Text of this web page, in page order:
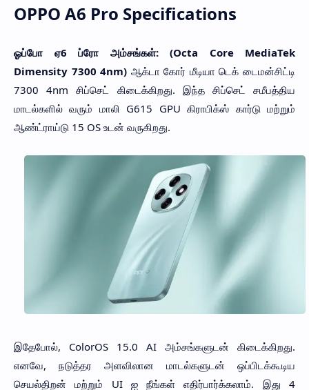
OPPO A6 Pro Specifications
ஓப்போ ஏ6 ப்ரோ அம்சங்கள்: (Octa Core MediaTek
Dimensity 7300 4nm) ஆக்டா கோர் மீடியா டெக் டைமன்சிட்டி
7300 4nm சிப்செட் கிடைக்கிறது. இந்த சிப்செட் சமீபத்திய
மாடல்களில் வரும் மாலி G615 GPU கிராபிக்ஸ் கார்டு மற்றும்
ஆண்ட்ராய்டு 15 OS உடன் வருகிறது.
இதேபோல், ColorOS 15.0 AI அம்சங்களுடன் கிடைக்கிறது.
எனவே, நடுத்தர அளவிலான மாடல்களுடன் ஒப்பிடக்கூடிய
செயல்திறன் மற்றும் UI ஐ நீங்கள் எதிர்பார்க்கலாம். இது 4